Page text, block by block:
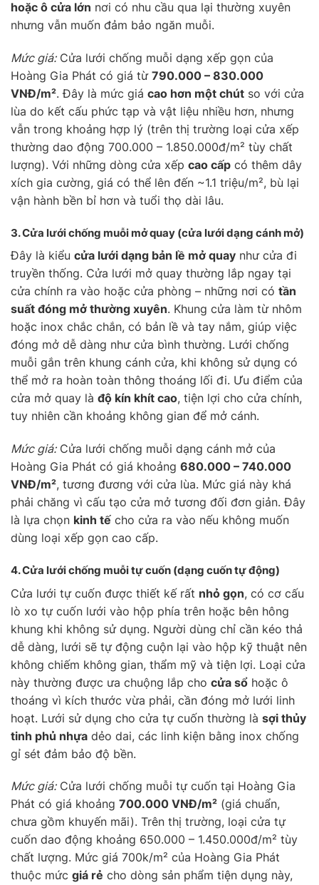
hoặc ô cửa lớn nơi có nhu cầu qua lại thường xuyên
nhưng vẫn muốn đảm bảo ngăn muỗi.
Mức giá:Cửa lưới chống muỗi dạng xếp gọn của
Hoàng Gia Phát có giá từ 790.000 – 830.000
VNĐ/m². Đây là mức giá cao hơn một chút so với cửa
lùa do kết cấu phức tạp và vật liệu nhiều hơn, nhưng
vẫn trong khoảng hợp lý (trên thị trường loại cửa xếp
thường dao động 700.000 – 1.850.000đ/m² tùy chất
lượng). Với những dòng cửa xếp cao cấp có thêm dây
xích gia cường, giá có thể lên đến ~1.1 triệu/m², bù lại
vận hành bền bỉ hơn và tuổi thọ dài lâu.
3. Cửa lưới chống muỗi mở quay (cửa lưới dạng cánh mở)
Đây là kiểu cửa lưới dạng bản lề mở quay như cửa đi
truyền thống. Cửa lưới mở quay thường lắp ngay tại
cửa chính ra vào hoặc cửa phòng – những nơi có tần
suất đóng mở thường xuyên. Khung cửa làm từ nhôm
hoặc inox chắc chắn, có bản lề và tay nắm, giúp việc
đóng mở dễ dàng như cửa bình thường. Lưới chống
muỗi gắn trên khung cánh cửa, khi không sử dụng có
thể mở ra hoàn toàn thông thoáng lối đi. Ưu điểm của
cửa mở quay là độ kín khít cao, tiện lợi cho cửa chính,
tuy nhiên cần khoảng không gian để mở cánh.
Mức giá:Cửa lưới chống muỗi dạng cánh mở của
Hoàng Gia Phát có giá khoảng 680.000 – 740.000
VNĐ/m², tương đương với cửa lùa. Mức giá này khá
phải chăng vì cấu tạo cửa mở tương đối đơn giản. Đây
là lựa chọn kinh tế cho cửa ra vào nếu không muốn
dùng loại xếp gọn cao cấp.
4. Cửa lưới chống muỗitự cuốn (dạng cuốn tự động)
Cửa lưới tự cuốn được thiết kế rất nhỏ gọn, có cơ cấu
lò xo tự cuốn lưới vào hộp phía trên hoặc bên hông
khung khi không sử dụng. Người dùng chỉ cần kéo thả
dễ dàng, lưới sẽ tự động cuộn lại vào hộp kỹ thuật nên
không chiếm không gian, thẩm mỹ và tiện lợi. Loại cửa
này thường được ưa chuộng lắp cho cửa sổ hoặc ô
thoáng vì kích thước vừa phải, cần đóng mở lưới linh
hoạt. Lưới sử dụng cho cửa tự cuốn thường là sợi thủy
tinh phủ nhựa dẻo dai, các linh kiện bằng inox chống
gỉ sét đảm bảo độ bền.
Mức giá:Cửa lưới chống muỗi tự cuốn tại Hoàng Gia
Phát có giá khoảng 700.000 VNĐ/m² (giá chuẩn,
chưa gồm khuyến mãi). Trên thị trường, loại cửa tự
cuốn dao động khoảng 650.000 – 1.450.000đ/m² tùy
chất lượng. Mức giá 700k/m² của Hoàng Gia Phát
thuộc mức giá rẻ cho dòng sản phẩm tiện dụng này,